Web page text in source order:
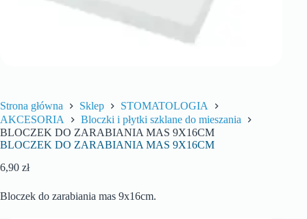
Strona główna Sklep
STOMATOLOGIA
AKCESORIA
Bloczki i płytki szklane do mieszania
BLOCZEK DO ZARABIANIA MAS 9X16CM
BLOCZEK DO ZARABIANIA MAS 9X16CM
6,90 zł
Bloczek do zarabiania mas 9x16cm.